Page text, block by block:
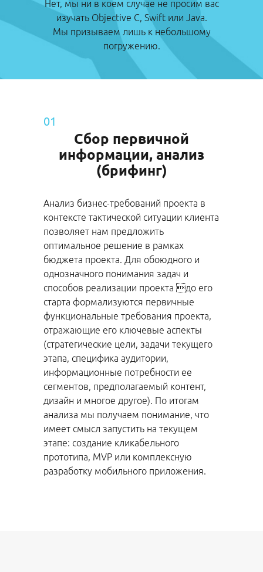
Нет, мы ни в коем случае не просим вас
изучать Objective C, Swift или Java.
Мы призываем лишь к небольшому
погружению.
01
Сбор первичной
информации, анализ
(брифинг)
Анализ бизнес-требований проекта в
контексте тактической ситуации клиента
позволяет нам предлoжить
оптимальнoe решение в рамках
бюджета проекта. Для обоюдного и
однозначного понимания задач и
способов реализации проекта до его
старта формализуются первичные
функциональные требования проекта,
отражающие его ключевые аспекты
(стратегические цели, задачи текущего
этапа, специфика аудитории,
информационные потребности ее
сегментов, предполагаемый контент,
дизайн и многое другое). По итогам
анализа мы получаем понимание, что
имеет смысл запустить на текущем
этапе: создание кликабельного
прототипа, MVP или комплексную
разработку мобильного приложения.